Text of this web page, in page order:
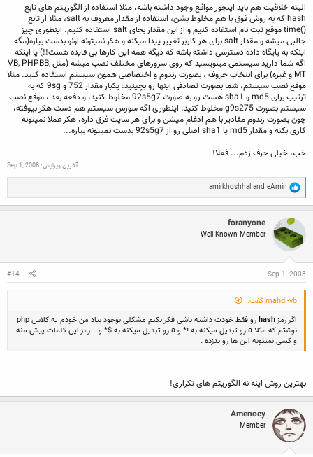
البته خلاقیت هم باید اینجور مواقع وجود داشته باشه، مثلا استفاده از الگوریتم های تابع
hash که به روش فوق با هم مخلوط بشن، استفاده از مقدار معروف به salt، مثلا از تابع
()time موقع ثبت نام استفاده کنیم و از این مقدار بجای salt استفاده کنیم. اینطوری چیز
جالبی میشه و مقدار salt برای هر کاربر تغییر پیدا میکنه و هکر نمیتونه اونو بدست بیاره(مگه
اینکه به پایگاه داده دسترسی داشته باشه که دیگه همه این کارها بی فایده هست!!) یا اینکه
اگه شما دارید سیستمی مینویسید که روی سرورهای مختلف نصب میشه (مثل VB, PHPBB,
MT و غیره) برای انتخاب حروف ، بصورت رندوم و اختصاصی همون سیستم استفاده کنید. مثلا
موقع نصب سیستم، شما بصورت تصادفی اینها رو بچینید: یکبار مقدار 752 و 9sg که به
ترتیب برای md5 و sha1 هست رو به صورت 92s5g7 مخلوط کنید، و دفعه بعد ، موقع نصب
سیستم بصورت g9s275 مخلوط کنید. اینطوری اگه سورس سیستم هم دست هکر بیوفته،
چون بصورت رندوم مقادیر با هم ادغام میشن و برای هر سایت فرق داره، هکر عملا نمیتونه
کاری بکنه و مقدار md5 یا sha1 اصلی رو از 92s5g7 بدست نمیتونه بیاره...
خب، خیلی حرف زدم... فعلا!
آخرین ویرایش: Sep 1, 2008
R
e
a
t
i
o
:
eAmin
amirkhoshhal
foranyone
Well-Known Member
Sep 1, 2008
#14
mahdi-vb گفت:
اگر رمزhash
رو فقط خودت داشته باشی فکر نکنم مشکلی بوجود بیاد من خودم یه کلاس php
نوشتم که مثلا a رو تبدیل میکنه به !* و a رو تبدیل میکنه به $* و .. رمز این کلمات پیش منه
و کسی نمیتونه این ها رو بدزده .
بهترین روش اینه نه الگوریتم های تکراری!
Amenocy
Member